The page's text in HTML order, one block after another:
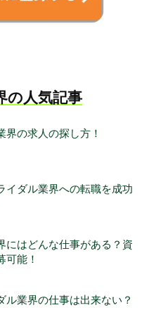
の人気記事
界の求人の探し方！
イダル業界への転職を成功
にはどんな仕事がある？資
可能！
ル業界の仕事は出来ない？